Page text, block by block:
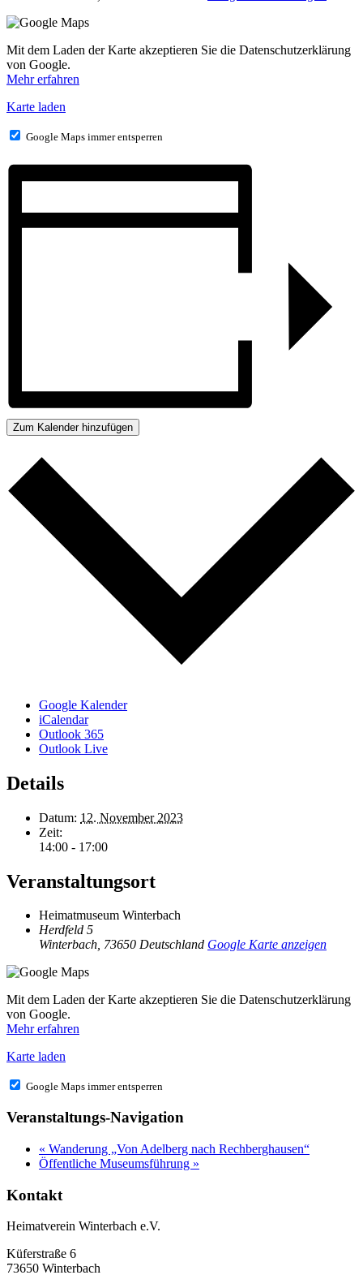
Mit dem Laden der Karte akzeptieren Sie die Datenschutzerklärung
von Google.
Mehr erfahren
Karte laden
Google Maps immer entsperren
Zum Kalender hinzufügen
Google Kalender
iCalendar
Outlook 365
Outlook Live
Details
Datum: 12. November 2023
Zeit:
14:00 - 17:00
Veranstaltungsort
Heimatmuseum Winterbach
Herdfeld 5
Winterbach, 73650 Deutschland Google Karte anzeigen
Mit dem Laden der Karte akzeptieren Sie die Datenschutzerklärung
von Google.
Mehr erfahren
Karte laden
Google Maps immer entsperren
Veranstaltungs-Navigation
« Wanderung „Von Adelberg nach Rechberghausen“
Öffentliche Museumsführung »
Kontakt
Heimatverein Winterbach e.V.
Küferstraße 6
73650 Winterbach